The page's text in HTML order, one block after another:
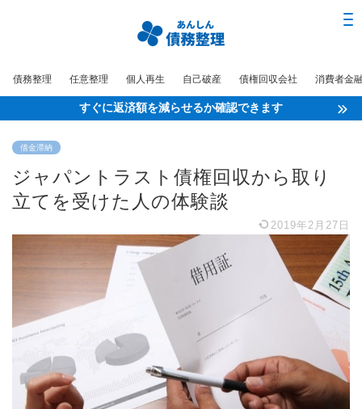
債務整理 任意整理 個人再生 自己破産 債権回収会社 消費者金
すぐに返済額を減らせるか確認できます
借金滞納
ジャパントラスト債権回収から取り
立てを受けた人の体験談
2019年2月27日